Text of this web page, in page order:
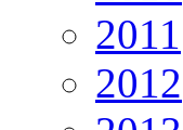
2011
2012